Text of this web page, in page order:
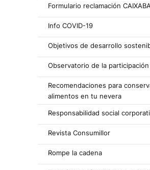
Formulario reclamación
Info COVID-19
Objetivos de desarrollo
Observatorio de la participación
Recomendaciones para
alimentos en tu nevera
Responsabilidad social
Revista Consumillor
Rompe la cadena